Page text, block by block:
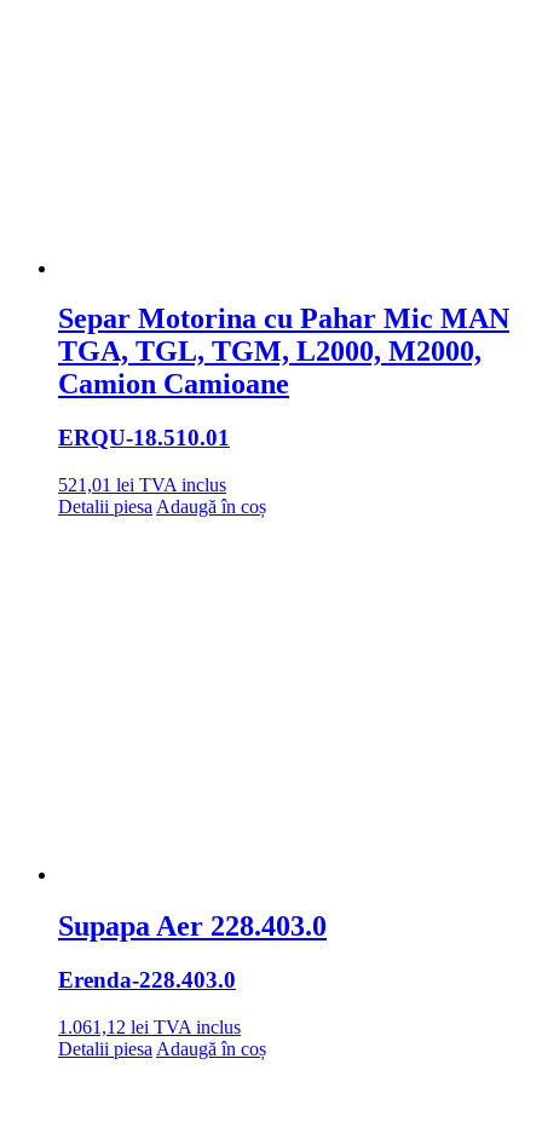
Separ Motorina cu Pahar Mic MAN
TGA, TGL, TGM, L2000, M2000,
Camion Camioane
ERQU-18.510.01
521,01 lei TVA inclus
Detalii piesa Adaugă în coș
Supapa Aer 228.403.0
Erenda-228.403.0
1.061,12 lei TVA inclus
Detalii piesa Adaugă în coș